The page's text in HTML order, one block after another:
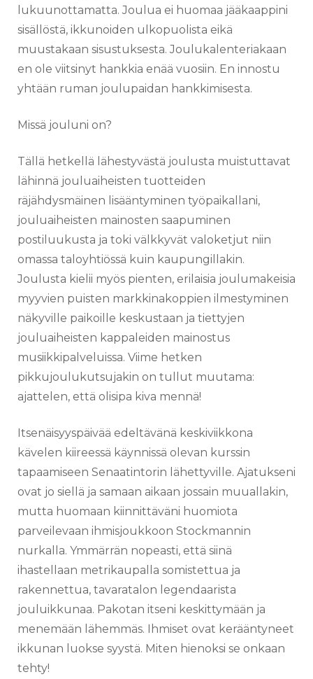
lukuunottamatta. Joulua ei huomaa jääkaappini
sisällöstä, ikkunoiden ulkopuolista eikä
muustakaan sisustuksesta. Joulukalenteriakaan
en ole viitsinyt hankkia enää vuosiin. En innostu
yhtään ruman joulupaidan hankkimisesta.
Missä jouluni on?
Tällä hetkellä lähestyvästä joulusta muistuttavat
lähinnä jouluaiheisten tuotteiden
räjähdysmäinen lisääntyminen työpaikallani,
jouluaiheisten mainosten saapuminen
postiluukusta ja toki välkkyvät valoketjut niin
omassa taloyhtiössä kuin kaupungillakin.
Joulusta kielii myös pienten, erilaisia joulumakeisia
myyvien puisten markkinakoppien ilmestyminen
näkyville paikoille keskustaan ja tiettyjen
jouluaiheisten kappaleiden mainostus
musiikkipalveluissa. Viime hetken
pikkujoulukutsujakin on tullut muutama:
ajattelen, että olisipa kiva mennä!
Itsenäisyyspäivää edeltävänä keskiviikkona
kävelen kiireessä käynnissä olevan kurssin
tapaamiseen Senaatintorin lähettyville. Ajatukseni
ovat jo siellä ja samaan aikaan jossain muuallakin,
mutta huomaan kiinnittäväni huomiota
parveilevaan ihmisjoukkoon Stockmannin
nurkalla. Ymmärrän nopeasti, että siinä
ihastellaan metrikaupalla somistettua ja
rakennettua, tavaratalon legendaarista
jouluikkunaa. Pakotan itseni keskittymään ja
menemään lähemmäs. Ihmiset ovat kerääntyneet
ikkunan luokse syystä. Miten hienoksi se onkaan
tehty!